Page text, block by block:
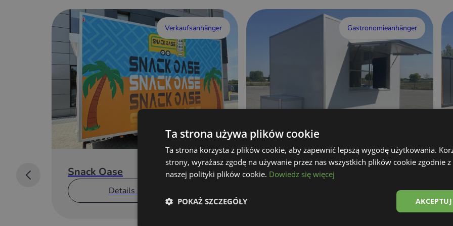
Verkaufsanhänger
Snack Oase
Details anzeigen
Gastronomieanhänger
Imbisswagen
Ta strona używa plików cookie
Ta strona korzysta z plików cookie, aby zapewnić lepszą wygodę użytkowania.
strony, wyrażasz zgodę na używanie przez nas wszystkich plików cookie zgodnie
naszej polityki plików cookie. Dowiedz się więcej
POKAŻ SZCZEGÓŁY